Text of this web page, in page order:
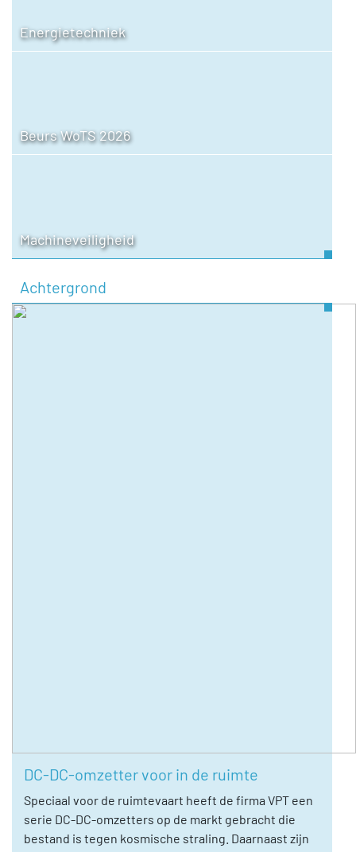
Energietechniek
Beurs WoTS 2026
Machineveiligheid
Achtergrond
DC-DC-omzetter voor in de ruimte
Speciaal voor de ruimtevaart heeft de firma VPT een
serie DC-DC-omzetters op de markt gebracht die
bestand is tegen kosmische straling. Daarnaast zijn